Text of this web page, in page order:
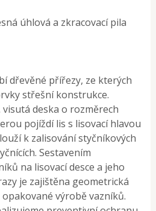
úhlová a zkracovacípila
dřevěné přířezy, ze kterých
střešní konstrukce.
deska o rozměrech
pojíždí lis s lisovací hlavou
k zalisování styčníkových
Sestavením
na lisovací desce a jeho
je zajištěna geometrická
výrobě vazníků.